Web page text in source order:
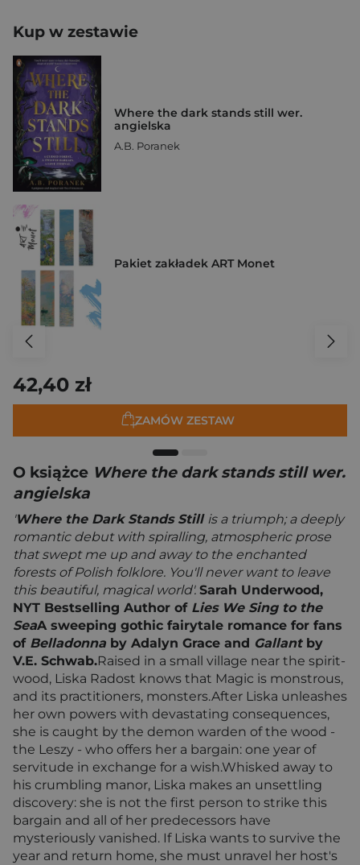
Kup w zestawie
Where the dark stands still wer.
angielska
A.B. Poranek
Pakiet zakładek ART Monet
42,40 zł
ZAMÓW ZESTAW
O książce Where the dark stands still wer.
angielska
Where the Dark Stands Still is a triumph; a deeply
romantic debut with spiralling, atmospheric prose
that swept me up and away to the enchanted
forests of Polish folklore. You'll never want to leave
this beautiful, magical world'. Sarah Underwood,
NYT Bestselling Author of Lies We Sing to the
SeaA sweeping gothic fairytale romance for fans
of Belladonna by Adalyn Grace and Gallant by
V.E. Schwab.Raised in a small village near the spirit-
wood, Liska Radost knows that Magic is monstrous,
and its practitioners, monsters.After Liska unleashes
her own powers with devastating consequences,
she is caught by the demon warden of the wood -
the Leszy - who offers her a bargain: one year of
servitude in exchange for a wish.Whisked away to
his crumbling manor, Liska makes an unsettling
discovery: she is not the first person to strike this
bargain and all of her predecessors have
mysteriously vanished. If Liska wants to survive the
year and return home, she must unravel her host's